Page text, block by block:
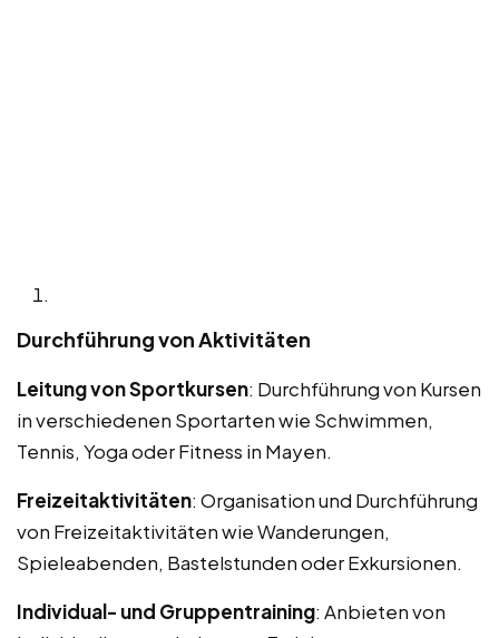
Durchführung von Aktivitäten
Leitung von Sportkursen: Durchführung von Kursen
in verschiedenen Sportarten wie Schwimmen,
Tennis, Yoga oder Fitness in Mayen.
Freizeitaktivitäten: Organisation und Durchführung
von Freizeitaktivitäten wie Wanderungen,
Spieleabenden, Bastelstunden oder Exkursionen.
Individual- und Gruppentraining: Anbieten von